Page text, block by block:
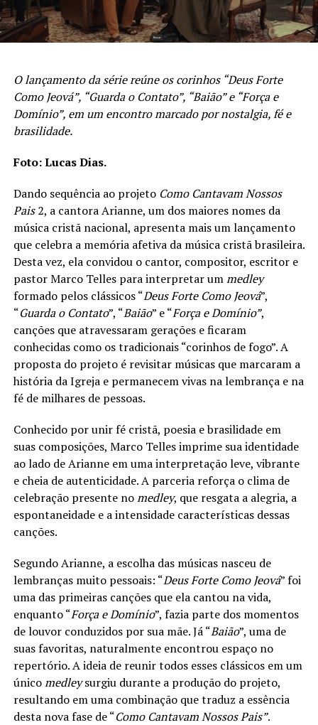
O lançamento da série reúne os corinhos “Deus Forte
Como Jeová”, “Guarda o Contato”, “Baião” e “Força e
Domínio”, em um encontro marcado por nostalgia, fé e
brasilidade.
Foto: Lucas Dias.
Dando sequência ao projeto Como Cantavam Nossos
Pais2, a cantora Arianne, um dos maiores nomes da
música cristã nacional, apresenta mais um lançamento
que celebra a memória afetiva da música cristã brasileira.
Desta vez, ela convidou o cantor, compositor, escritor e
pastor Marco Telles para interpretar ummedley
formado pelos clássicos “Deus Forte Como Jeová”,
“Guarda o Contato”, “Baião” e “Força e Domínio”,
canções que atravessaram gerações e ficaram
conhecidas como os tradicionais “corinhos de fogo”. A
proposta do projeto é revisitar músicas que marcaram a
história da Igreja e permanecem vivas na lembrança e na
fé de milhares de pessoas.
Conhecido por unir fé cristã, poesia e brasilidade em
suas composições, Marco Telles imprime sua identidade
ao lado de Arianne em uma interpretação leve, vibrante
e cheia de autenticidade. A parceria reforça o clima de
celebração presente nomedley, que resgata a alegria, a
espontaneidade e a intensidade características dessas
canções.
Segundo Arianne, a escolha das músicas nasceu de
lembranças muito pessoais: “Deus Forte Como Jeová” foi
uma das primeiras canções que ela cantou na vida,
enquanto “Força e Domínio”, fazia parte dos momentos
de louvor conduzidos por sua mãe. Já “Baião”, uma de
suas favoritas, naturalmente encontrou espaço no
repertório. A ideia de reunir todos esses clássicos em um
únicomedleysurgiu durante a produção do projeto,
resultando em uma combinação que traduz a essência
desta nova fase de “Como Cantavam Nossos Pais”.